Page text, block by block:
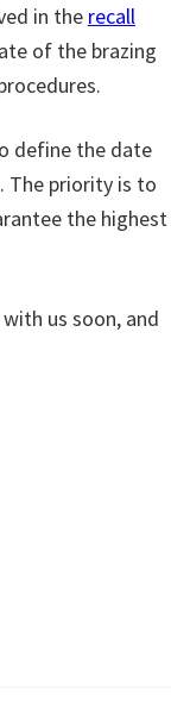
in the recall
of the brazing
define the date
The priority is to
the highest
us soon, and